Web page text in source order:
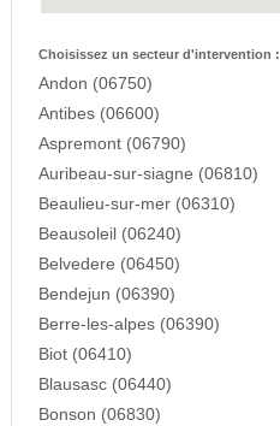
Choisissez un secteur d'intervention :
Andon (06750)
Antibes (06600)
Aspremont (06790)
Auribeau-sur-siagne (06810)
Beaulieu-sur-mer (06310)
Beausoleil (06240)
Belvedere (06450)
Bendejun (06390)
Berre-les-alpes (06390)
Biot (06410)
Blausasc (06440)
Bonson (06830)